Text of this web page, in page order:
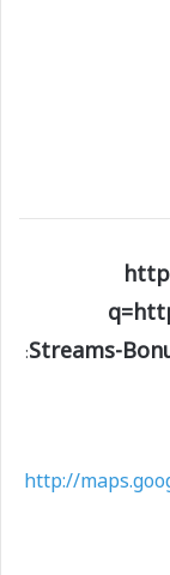
Streams-
:
http://